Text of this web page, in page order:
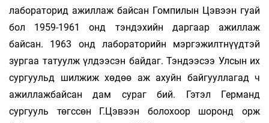
лабораторид ажиллаж байсан Гомпилын Цэвээн гуай
бол 1959-1961 онд тэн­­дэхийн даргаар ажиллаж
байсан. 1963 онд лабо­раторийн мэргэжилтнүүдтэй
зур­гаа та­туулж үлдээсэн байдаг. Тэндээсээ Улсын их
сургуульд шилжиж хөдөө аж ахуйн байгууллагад ч
ажил­­­лажбайсан дам сураг бий. Гэтэл Гер­манд
сургууль төгссөн Г.Цэ­вээн болохоор шоронд орж